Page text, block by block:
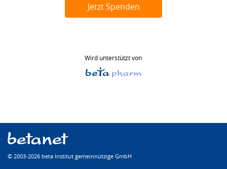
Jetzt Spenden
Wird unterstützt von
© 2003-2026 beta Institut gemeinnützige GmbH